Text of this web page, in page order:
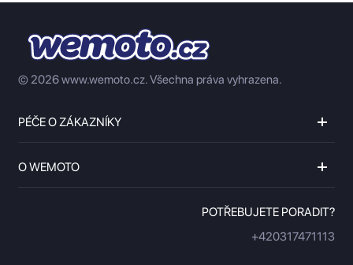
© 2026 www.wemoto.cz.Všechna práva vyhrazena.
PÉČE O ZÁKAZNÍKY
O WEMOTO
POTŘEBUJETE PORADIT?
+420317471113